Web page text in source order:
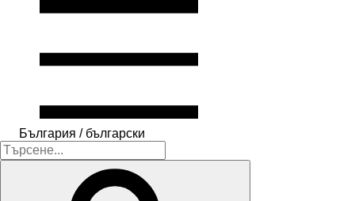
България / български